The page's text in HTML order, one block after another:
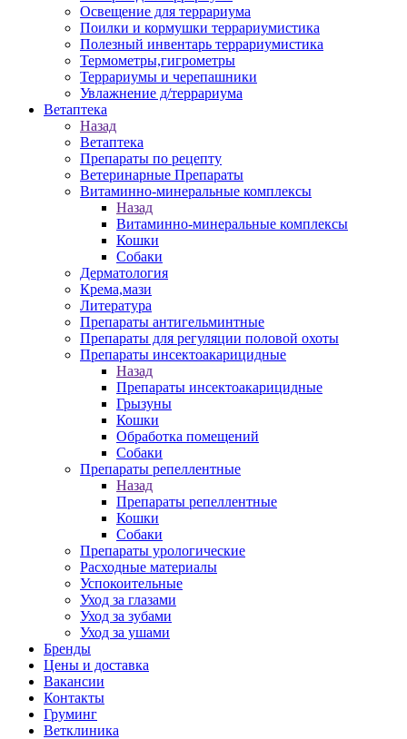
Освещение для террариума
Поилки и кормушки террариумистика
Полезный инвентарь террариумистика
Термометры,гигрометры
Террариумы и черепашники
Увлажнение д/террариума
Ветаптека
Назад
Ветаптека
Препараты по рецепту
Ветеринарные Препараты
Витаминно-минеральные комплексы
Назад
Витаминно-минеральные комплексы
Кошки
Собаки
Дерматология
Крема,мази
Литература
Препараты антигельминтные
Препараты для регуляции половой охоты
Препараты инсектоакарицидные
Назад
Препараты инсектоакарицидные
Грызуны
Кошки
Обработка помещений
Собаки
Препараты репеллентные
Назад
Препараты репеллентные
Кошки
Собаки
Препараты урологические
Расходные материалы
Успокоительные
Уход за глазами
Уход за зубами
Уход за ушами
Бренды
Цены и доставка
Вакансии
Контакты
Груминг
Ветклиника